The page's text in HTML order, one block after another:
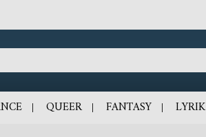
QUEER FANTASY LYRIK